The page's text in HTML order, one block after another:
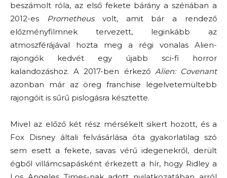
beszámolt róla, az első fekete bárány a szériában a
2012-es Prometheusvolt, amit bár a rendező
előzményfilmnek tervezett, leginkább az
atmoszférájával hozta meg a régi vonalas Alien-
rajongók kedvét egy újabb sci-fi horror
kalandozáshoz. A 2017-ben érkező Alien: Covenant
azonban már az öreg franchise legelvetemültebb
rajongóit is sűrű pislogásra késztette.
Mivel az előző két rész mérsékelt sikert hozott, és a
Fox Disney általi felvásárlása óta gyakorlatilag szó
sem esett a fekete, savas vérű idegenekről, derült
égből villámcsapásként érkezett a hír, hogy Ridley a